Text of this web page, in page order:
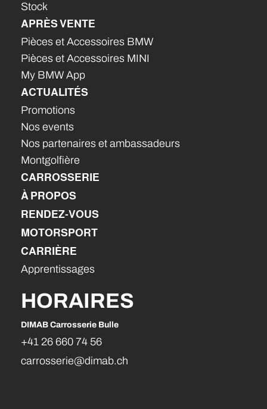
Stock
APRÈS VENTE
Pièces et Accessoires BMW
Pièces et Accessoires MINI
My BMW App
ACTUALITÉS
Promotions
Nos events
Nos partenaires et ambassadeurs
Montgolfière
CARROSSERIE
À PROPOS
RENDEZ-VOUS
MOTORSPORT
CARRIÈRE
Apprentissages
HORAIRES
DIMAB Carrosserie Bulle
+41 26 660 74 56
carrosserie@dimab.ch